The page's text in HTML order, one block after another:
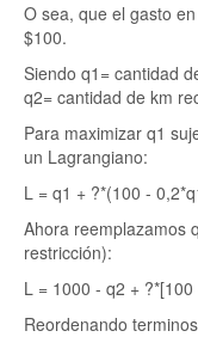
O sea, que el gasto
$100.
Siendo q1= cantidad
q2= cantidad de km
Para maximizar q1
un Lagrangiano:
L = q1 + ?*(100 -
Ahora reemplazamos
restricción):
L = 1000 - q2 +
Reordenando